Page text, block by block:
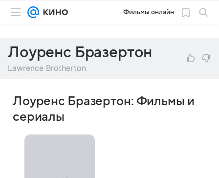
Фильмы онлайн
Лоуренс Бразертон
Lawrence Brotherton
Лоуренс Бразертон: Фильмы и
сериалы